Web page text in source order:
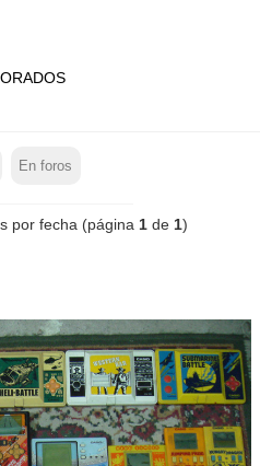
En foros
por fecha (página 1de 1)